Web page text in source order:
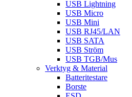
USB Lightning
USB Micro
USB Mini
USB RJ45/LAN
USB SATA
USB Ström
USB TGB/Mus
Verktyg & Material
Batteritestare
Borste